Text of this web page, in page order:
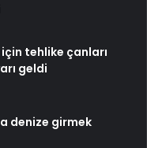
için tehlike çanları
geldi
denize girmek